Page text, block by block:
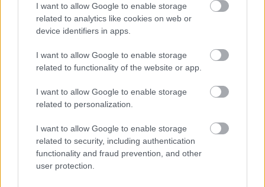
I want to allow Google to enable storage
related to analytics like cookies on web or
device identifiers in apps.
I want to allow Google to enable storage
related to functionality of the website or app.
I want to allow Google to enable storage
related to personalization.
I want to allow Google to enable storage
related to security, including authentication
functionality and fraud prevention, and other
user protection.
6 fotósorozat a Magyar
Fotográfia Napján
185 éve, hogy 1840. augusztus 29-én
ismertették a dagerrotípia készítésének
módját hazánkban. Ekkor tartotta a Magyar
Tudós Társaság tizenegyedik nagygyűlését
Budapesten, ahol a 31